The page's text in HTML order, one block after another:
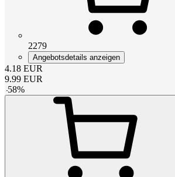
2279
Angebotsdetails anzeigen
4.18 EUR
9.99 EUR
-58%